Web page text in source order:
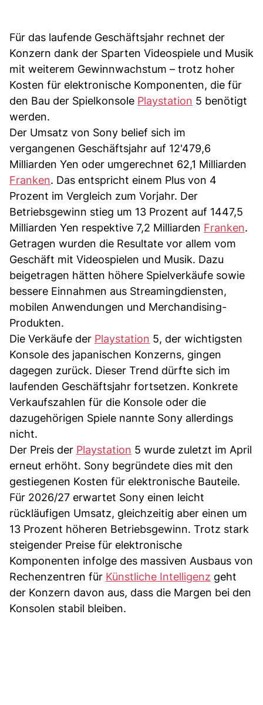
Für das laufende Geschäftsjahr rechnet der
Konzern dank der Sparten Videospiele und Musik
mit weiterem Gewinnwachstum – trotz hoher
Kosten für elektronische Komponenten, die für
den Bau der Spielkonsole Playstation 5 benötigt
werden.
Der Umsatz von Sony belief sich im
vergangenen Geschäftsjahr auf 12'479,6
Milliarden Yen oder umgerechnet 62,1 Milliarden
Franken. Das entspricht einem Plus von 4
Prozent im Vergleich zum Vorjahr. Der
Betriebsgewinn stieg um 13 Prozent auf 1447,5
Milliarden Yen respektive 7,2 Milliarden Franken.
Getragen wurden die Resultate vor allem vom
Geschäft mit Videospielen und Musik. Dazu
beigetragen hätten höhere Spielverkäufe sowie
bessere Einnahmen aus Streamingdiensten,
mobilen Anwendungen und Merchandising-
Produkten.
Die Verkäufe der Playstation 5, der wichtigsten
Konsole des japanischen Konzerns, gingen
dagegen zurück. Dieser Trend dürfte sich im
laufenden Geschäftsjahr fortsetzen. Konkrete
Verkaufszahlen für die Konsole oder die
dazugehörigen Spiele nannte Sony allerdings
nicht.
Der Preis der Playstation 5 wurde zuletzt im April
erneut erhöht. Sony begründete dies mit den
gestiegenen Kosten für elektronische Bauteile.
Für 2026/27 erwartet Sony einen leicht
rückläufigen Umsatz, gleichzeitig aber einen um
13 Prozent höheren Betriebsgewinn. Trotz stark
steigender Preise für elektronische
Komponenten infolge des massiven Ausbaus von
Rechenzentren für Künstliche Intelligenz geht
der Konzern davon aus, dass die Margen bei den
Konsolen stabil bleiben.